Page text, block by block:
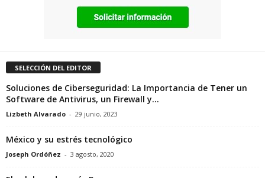
SELECCIÓN DEL EDITOR
Soluciones de Ciberseguridad: La Importancia de Tener un
Software de Antivirus, un Firewall y...
Lizbeth Alvarado - 29 junio, 2023
México y su estrés tecnológico
Joseph Ordóñez - 3 agosto, 2020